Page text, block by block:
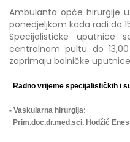
Ambulanta opće hirurgije
ponedjeljkom kada radi do
Specijalističke uputnice
centralnom pultu do
zaprimaju bolničke
Radno vrijeme specijalističkih i
- Vaskularna hirurgija:
Prim.doc.dr.med.sci. Hodžić